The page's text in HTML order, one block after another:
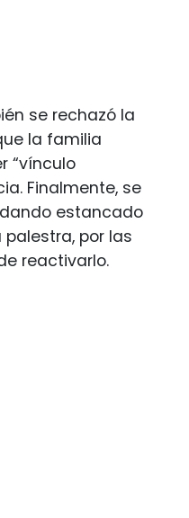
se rechazó la
la familia
“vínculo
Finalmente, se
estancado
por las
reactivarlo.